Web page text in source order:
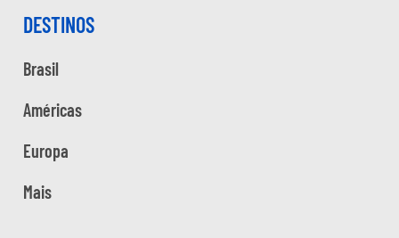
DESTINOS
Brasil
Américas
Europa
Mais